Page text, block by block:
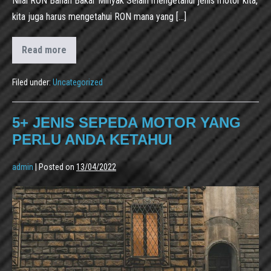
kita juga harus mengetahui RON mana yang […]
Read more
Filed under: Uncategorized
5+ JENIS SEPEDA MOTOR YANG
PERLU ANDA KETAHUI
admin |Posted on 13/04/2022